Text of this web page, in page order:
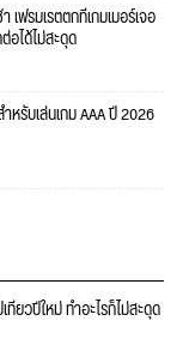
ฟรมเรตตกที่เกมเมอร์เจอ
ได้ไม่สะดุด
หรับเล่นเกม AAA ปี 2026
ยวปีใหม่ ทำอะไรก็ไม่สะดุด